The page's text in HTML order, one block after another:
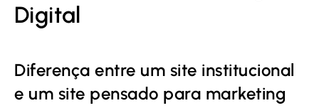
Digital
Diferença entre um site institucional
e um site pensado para marketing